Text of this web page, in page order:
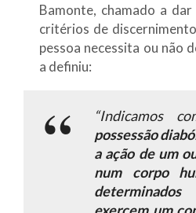
Bamonte, chamado a
critérios de
pessoa necessita ou não
a definiu:
“Indicamos
possessão
a ação de um
num corpo